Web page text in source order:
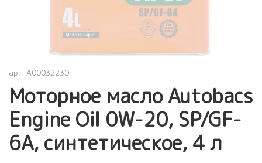
арт. A00032230
Моторное масло Autobacs
Engine Oil 0W-20, SP/GF-
6A, синтетическое, 4 л